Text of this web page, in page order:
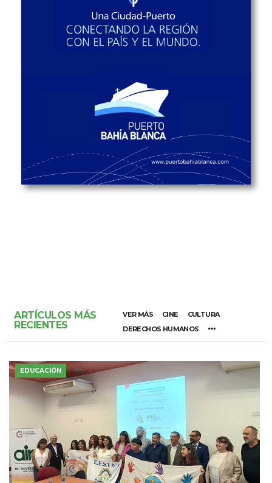
ARTÍCULOS MÁS
RECIENTES
VER MÁS CINE
CULTURA
DERECHOS HUMANOS
EDUCACIÓN